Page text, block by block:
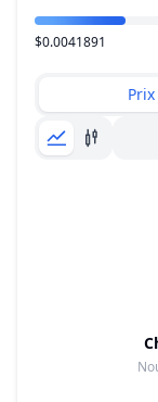
Plage de prix
$0.0041891
Prix